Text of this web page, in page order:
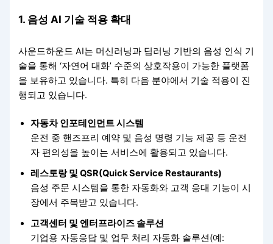
1. 음성 AI 기술 적용 확대
사운드하운드 AI는 머신러닝과 딥러닝 기반의 음성 인식 기
술을 통해 ‘자연어 대화’ 수준의 상호작용이 가능한 플랫폼
을 보유하고 있습니다. 특히 다음 분야에서 기술 적용이 진
행되고 있습니다.
자동차 인포테인먼트 시스템
운전 중 핸즈프리 예약 및 음성 명령 기능 제공 등 운전
자 편의성을 높이는 서비스에 활용되고 있습니다.
레스토랑 및 QSR(Quick Service Restaurants)
음성 주문 시스템을 통한 자동화와 고객 응대 기능이 시
장에서 주목받고 있습니다.
고객센터 및 엔터프라이즈 솔루션
기업용 자동응답 및 업무 처리 자동화 솔루션(예: